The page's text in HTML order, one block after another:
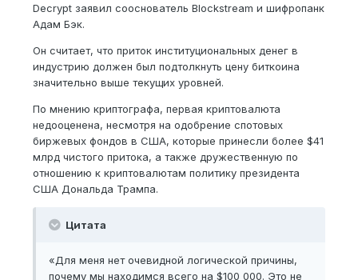
Decrypt заявил сооснователь Blockstream и шифропанк
Адам Бэк.
Он считает, что приток институциональных денег в
индустрию должен был подтолкнуть цену биткоина
значительно выше текущих уровней.
По мнению криптографа, первая криптовалюта
недооценена, несмотря на одобрение спотовых
биржевых фондов в США, которые принесли более $41
млрд чистого притока, а также дружественную по
отношению к криптовалютам политику президента
США Дональда Трампа.
Цитата
«Для меня нет очевидной логической причины,
почему мы находимся всего на $100 000. Это не